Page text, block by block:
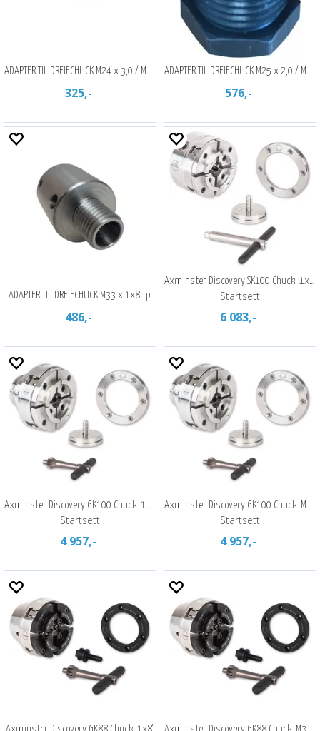
ADAPTER TIL DREIECHUCK M24 x 3,0 / M33
325,-
ADAPTER TIL DREIECHUCK M25 x 2,0 / M33
576,-
ADAPTER TIL DREIECHUCK M33 x 1x8 tpi
486,-
Axminster Discovery SK100 Chuck. 1x8"
Startsett
6 083,-
Axminster Discovery GK100 Chuck. 1x8Tpi
Startsett
4 957,-
Axminster Discovery GK100 Chuck. M33X3,5
Startsett
4 957,-